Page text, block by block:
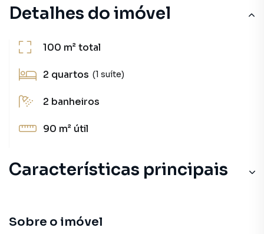
Detalhes do imóvel
100 m²total
2 quartos (1 suíte)
2 banheiros
90 m² útil
Características principais
Lavanderia
Sobre o imóvel